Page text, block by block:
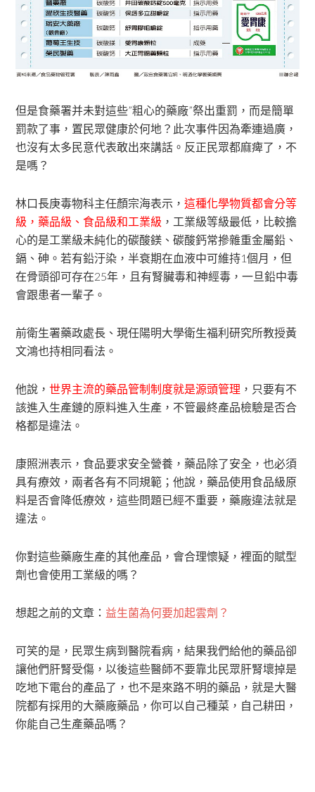
但是食藥署并未對這些”粗心的藥廠”祭出重罰，而是簡單
罰款了事，置民眾健康於何地？此次事件因為牽連過廣，
也沒有太多民意代表敢出來講話。反正民眾都麻痺了，不
是嗎？
林口長庚毒物科主任顏宗海表示，這種化學物質都會分等
級，藥品級、食品級和工業級 ，工業級等級最低，比較擔
心的是工業級未純化的碳酸鎂、碳酸鈣常摻雜重金屬鉛、
鎘、砷。若有鉛汙染，半衰期在血液中可維持1個月，但
在骨頭卻可存在25年，且有腎臟毒和神經毒，一旦鉛中毒
會跟患者一輩子。
前衛生署藥政處長、現任陽明大學衛生福利研究所教授黃
文鴻也持相同看法。
他說，世界主流的藥品管制制度就是源頭管理 ，只要有不
該進入生產鏈的原料進入生產，不管最終產品檢驗是否合
格都是違法。
康照洲表示，食品要求安全營養，藥品除了安全，也必須
具有療效，兩者各有不同規範；他說，藥品使用食品級原
料是否會降低療效，這些問題已經不重要，藥廠違法就是
違法。
你對這些藥廠生產的其他產品，會合理懷疑，裡面的賦型
劑也會使用工業級的嗎？
想起之前的文章： 益生菌為何要加起雲劑？
可笑的是，民眾生病到醫院看病，結果我們給他的藥品卻
讓他們肝腎受傷，以後這些醫師不要靠北民眾肝腎壞掉是
吃地下電台的產品了，也不是來路不明的藥品，就是大醫
院都有採用的大藥廠藥品，你可以自己種菜，自己耕田，
你能自己生產藥品嗎？